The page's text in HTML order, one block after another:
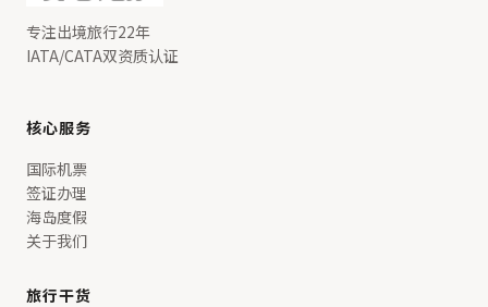
专注出境旅行22年
IATA/CATA双资质认证
核心服务
国际机票
签证办理
海岛度假
关于我们
旅行干货